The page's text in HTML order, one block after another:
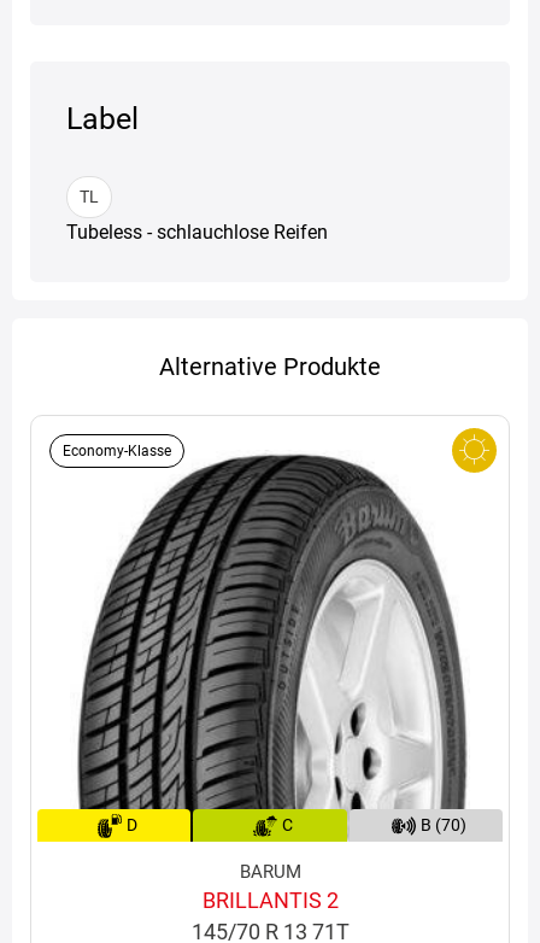
Label
TL
Tubeless - schlauchlose Reifen
Alternative Produkte
Economy-Klasse
D C B (70)
BARUM
BRILLANTIS 2
145/70 R 13 71T